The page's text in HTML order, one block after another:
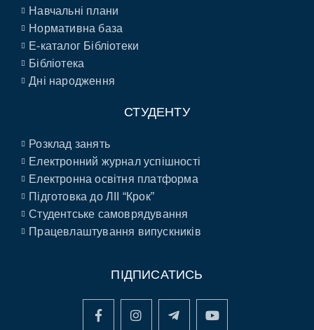
Навчальні плани
Нормативна база
E-каталог Бібліотеки
Бібліотека
Дні народження
СТУДЕНТУ
Розклад занять
Електронний журнал успішності
Електронна освітня платформа
Підготовка до ЛІІ “Крок”
Студентське самоврядування
Працевлаштування випускників
ПІДПИСАТИСЬ